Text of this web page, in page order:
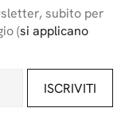
subito per
(si applicano
ISCRIVITI